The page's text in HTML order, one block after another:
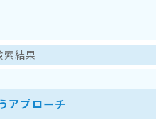
索結果
アプローチ